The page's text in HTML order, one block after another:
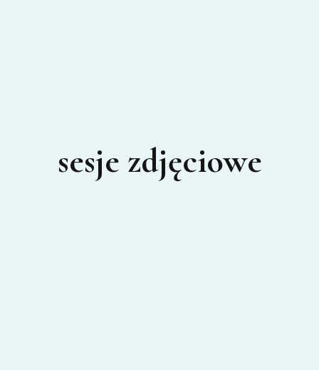
sesje zdjęciowe